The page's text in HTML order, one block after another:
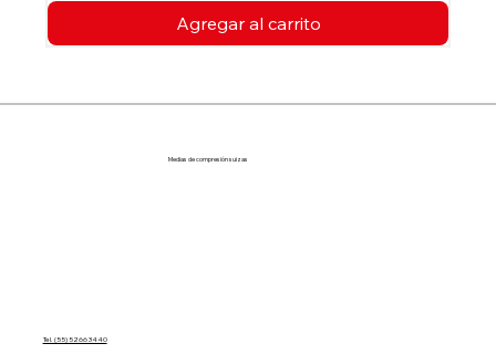
Agregar al carrito
Medias de compresión suizas
Tel. (55) 5266 3440